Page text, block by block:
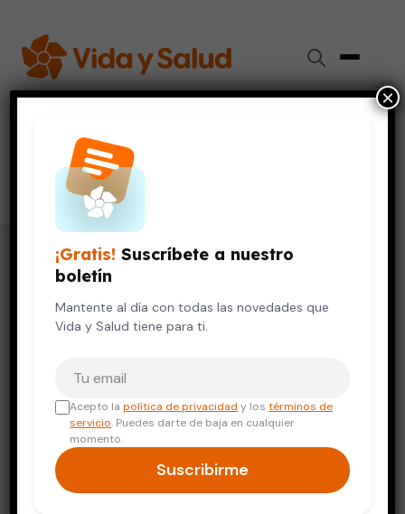
esperar antes de entrar a la piscina
1 artículo
¡Gratis! Suscríbete a nuestro
boletín
Mantente al día con todas las novedades que
Vida y Salud tiene para ti.
Acepto lapolítica de privacidad y lostérminos de
servicio. Puedes darte de baja en cualquier
momento.
Suscribirme
×